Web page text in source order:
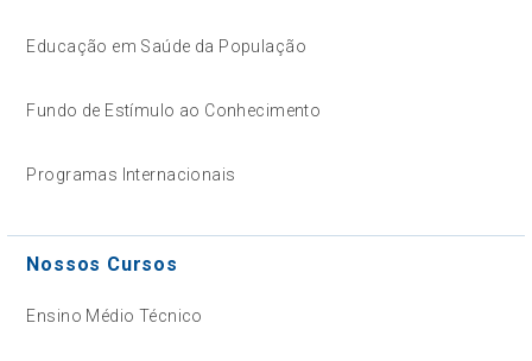
Educação em Saúde da População
Fundo de Estímulo ao Conhecimento
Programas Internacionais
Nossos Cursos
Ensino Médio Técnico